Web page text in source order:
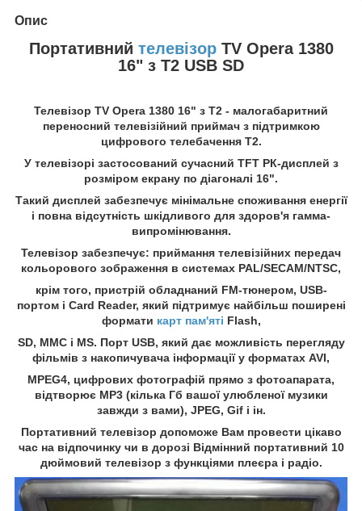
Опис
Портативний телевізорTV Opera 1380
16" з Т2 USB SD
Телевізор TV Opera 1380 16" з T2 - малогабаритний
переносний телевізійний приймач з підтримкою
цифрового телебачення T2.
У телевізорі застосований сучасний TFT РК-дисплей з
розміром екрану по діагоналі 16".
Такий дисплей забезпечує мінімальне споживання енергії
і повна відсутність шкідливого для здоров'я гамма-
випромінювання.
Телевізор забезпечує: приймання телевізійних передач
кольорового зображення в системах PAL/SECAM/NTSC,
крім того, пристрій обладнаний FM-тюнером, USB-
портом і Card Reader, який підтримує найбільш поширені
формати карт пам'яті Flash,
SD, MMC і MS. Порт USB, який дає можливість перегляду
фільмів з накопичувача інформації у форматах AVI,
MPEG4, цифрових фотографій прямо з фотоапарата,
відтворює MP3 (кілька Гб вашої улюбленої музики
завжди з вами), JPEG, Gif і ін.
Портативний телевізор допоможе Вам провести цікаво
час на відпочинку чи в дорозі Відмінний портативний 10
дюймовий телевізор з функціями плеєра і радіо.